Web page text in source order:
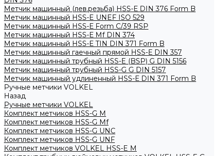
Метчик машинный (лев.резьба) HSS-Е DIN 376 Form B
Метчик машинный HSS-E UNEF ISO 529
Метчик машинный HSS-Е Form C/39 RSP
Метчик машинный HSS-Е Mf DIN 374
Метчик машинный HSS-Е TIN DIN 371 Form B
Метчик машинный гаечный прямой HSS-Е DIN 357
Метчик машинный трубный HSS-E (BSP) G DIN 5156
Метчик машинный трубный HSS-G G DIN 5157
Метчик машинный удлиненный HSS-Е DIN 371 Form B
Ручные метчики VOLKEL
Назад
Ручные метчики VOLKEL
Комплект метчиков HSS-G M
Комплект метчиков HSS-G Mf
Комплект метчиков HSS-G UNC
Комплект метчиков HSS-G UNF
Комплект метчиков VOLKEL HSS-E M